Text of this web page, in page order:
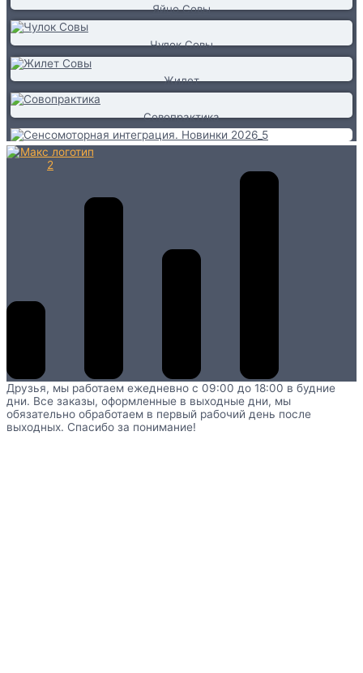
Яйцо Совы
Чулок Совы
Жилет
Совопрактика
Друзья, мы работаем ежедневно с 09:00 до 18:00 в будние
дни. Все заказы, оформленные в выходные дни, мы
обязательно обработаем в первый рабочий день после
выходных. Спасибо за понимание!